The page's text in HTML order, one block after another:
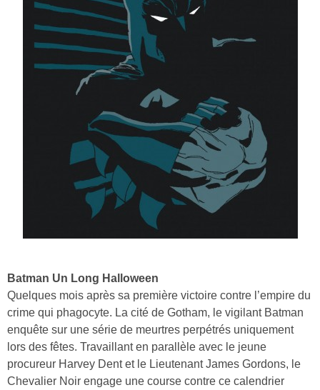
Batman Un Long Halloween
Quelques mois après sa première victoire contre l’empire du
crime qui phagocyte. La cité de Gotham, le vigilant Batman
enquête sur une série de meurtres perpétrés uniquement
lors des fêtes. Travaillant en parallèle avec le jeune
procureur Harvey Dent et le Lieutenant James Gordons, le
Chevalier Noir engage une course contre ce calendrier